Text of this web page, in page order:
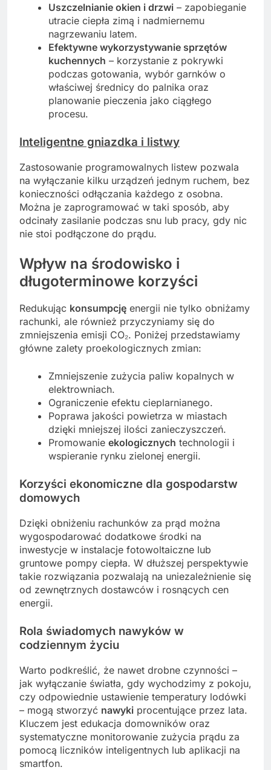
Uszczelnianie okien i drzwi – zapobieganie
utracie ciepła zimą i nadmiernemu
nagrzewaniu latem.
Efektywne wykorzystywanie sprzętów
kuchennych – korzystanie z pokrywki
podczas gotowania, wybór garnków o
właściwej średnicy do palnika oraz
planowanie pieczenia jako ciągłego
procesu.
Inteligentne gniazdka i listwy
Zastosowanie programowalnych listew pozwala
na wyłączanie kilku urządzeń jednym ruchem, bez
konieczności odłączania każdego z osobna.
Można je zaprogramować w taki sposób, aby
odcinały zasilanie podczas snu lub pracy, gdy nic
nie stoi podłączone do prądu.
Wpływ na środowisko i
długoterminowe korzyści
Redukując konsumpcję energii nie tylko obniżamy
rachunki, ale również przyczyniamy się do
zmniejszenia emisji CO₂. Poniżej przedstawiamy
główne zalety proekologicznych zmian:
Zmniejszenie zużycia paliw kopalnych w
elektrowniach.
Ograniczenie efektu cieplarnianego.
Poprawa jakości powietrza w miastach
dzięki mniejszej ilości zanieczyszczeń.
Promowanie ekologicznych technologii i
wspieranie rynku zielonej energii.
Korzyści ekonomiczne dla gospodarstw
domowych
Dzięki obniżeniu rachunków za prąd można
wygospodarować dodatkowe środki na
inwestycje w instalacje fotowoltaiczne lub
gruntowe pompy ciepła. W dłuższej perspektywie
takie rozwiązania pozwalają na uniezależnienie się
od zewnętrznych dostawców i rosnących cen
energii.
Rola świadomych nawyków w
codziennym życiu
Warto podkreślić, że nawet drobne czynności –
jak wyłączanie światła, gdy wychodzimy z pokoju,
czy odpowiednie ustawienie temperatury lodówki
– mogą stworzyć nawyki procentujące przez lata.
Kluczem jest edukacja domowników oraz
systematyczne monitorowanie zużycia prądu za
pomocą liczników inteligentnych lub aplikacji na
smartfon.